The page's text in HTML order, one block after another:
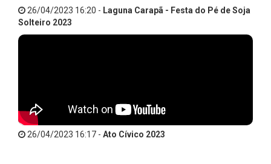
26/04/2023 16:20 - Laguna Carapã - Festa do Pé de Soja
Solteiro 2023
26/04/2023 16:17 - Ato Cívico 2023